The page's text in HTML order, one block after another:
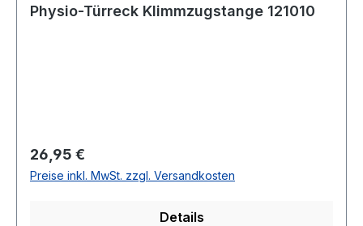
Physio-Türreck Klimmzugstange 121010
Regulärer Preis:
26,95 €
Preise inkl. MwSt. zzgl. Versandkosten
Details